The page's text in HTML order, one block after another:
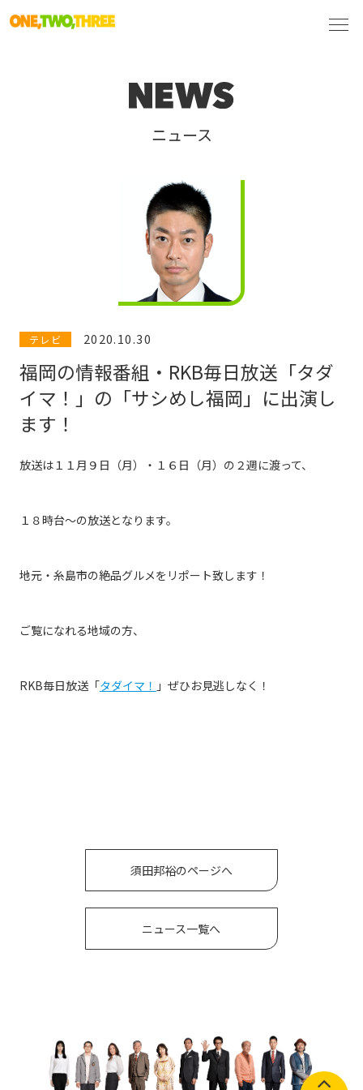
ニュース
テレビ 2020.10.30
福岡の情報番組・RKB毎日放送「タダ
イマ！」の「サシめし福岡」に出演し
ます！
放送は１１月９日（月）・１６日（月）の２週に渡って、
１８時台〜の放送となります。
地元・糸島市の絶品グルメをリポート致します！
ご覧になれる地域の方、
RKB毎日放送「タダイマ！ 」ぜひお見逃しなく！
須田邦裕のページへ
ニュース一覧へ